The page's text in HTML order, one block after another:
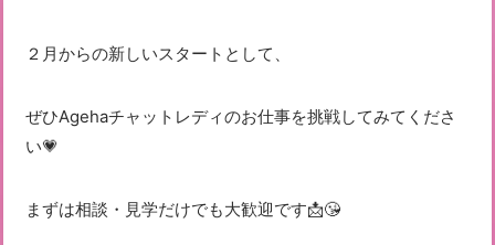
２月からの新しいスタートとして、
ぜひAgehaチャットレディのお仕事を挑戦してみてくださ
い💗
まずは相談・見学だけでも大歓迎です📩😘